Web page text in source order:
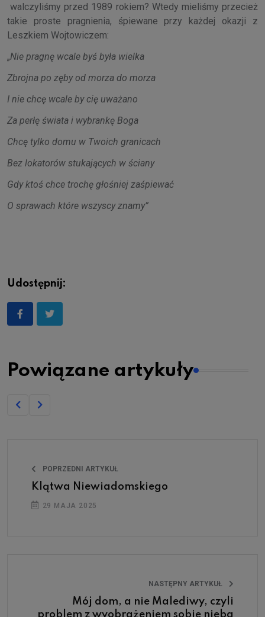
walczyliśmy przed 1989 rokiem? Wtedy mieliśmy przecież
takie proste pragnienia, śpiewane przy każdej okazji z
Leszkiem Wojtowiczem:
„Nie pragnę wcale byś była wielka
Zbrojna po zęby od morza do morza
I nie chcę wcale by cię uważano
Za perłę świata i wybrankę Boga
Chcę tylko domu w Twoich granicach
Bez lokatorów stukających w ściany
Gdy ktoś chce trochę głośniej zaśpiewać
O sprawach które wszyscy znamy”
Udostępnij:
Powiązane artykuły
POPRZEDNI ARTYKUŁ
Klątwa Niewiadomskiego
29 MAJA 2025
NASTĘPNY ARTYKUŁ
Mój dom, a nie Malediwy, czyli
problem z wyobrażeniem sobie nieba